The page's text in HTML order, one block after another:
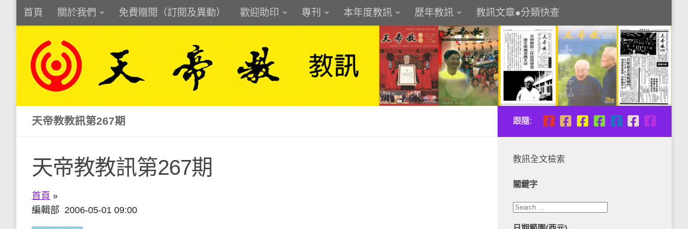
Skip to content
首頁 關於我們 免費贈閱（訂閱及異動） 歡迎助印 專刊 本年度教訊 歷年教訊 教訊文章●分類快查
天帝教教訊第267期
天帝教教訊第267期
首頁 »
編輯部 2006-05-01 09:00
跟隨:
教訊全文檢索
關鍵字